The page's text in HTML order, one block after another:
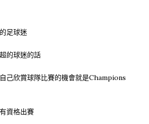
足球迷
的球迷的話
己欣賞球隊比賽的機會就是Champions
資格出賽